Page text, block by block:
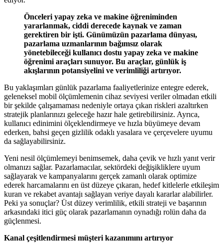
Önceleri yapay zeka ve makine öğreniminden
yararlanmak, ciddi derecede kaynak ve zaman
gerektiren bir işti. Günümüzün pazarlama dünyası,
pazarlama uzmanlarının bağımsız olarak
yönetebileceği kullanıcı dostu yapay zeka ve makine
öğrenimi araçları sunuyor. Bu araçlar, günlük iş
akışlarının potansiyelini ve verimliliği artırıyor.
Bu yaklaşımları günlük pazarlama faaliyetlerinize entegre ederek,
geleneksel mobil ölçümlemenin cihaz seviyesi veriler olmadan etkili
bir şekilde çalışamaması nedeniyle ortaya çıkan riskleri azaltırken
stratejik planlarınızı geleceğe hazır hale getirebilirsiniz. Ayrıca,
kullanıcı edinimini ölçeklendirmeye ve hızla büyümeye devam
ederken, bahsi geçen gizlilik odaklı yasalara ve çerçevelere uyumu
da sağlayabilirsiniz.
Yeni nesil ölçümlemeyi benimsemek, daha çevik ve hızlı yanıt verir
olmanızı sağlar. Pazarlamacılar, sektördeki değişikliklere uyum
sağlayarak ve kampanyalarını gerçek zamanlı olarak optimize
ederek harcamalarını en üst düzeye çıkaran, hedef kitlelerle etkileşim
kuran ve rekabet avantajı sağlayan veriye dayalı kararlar alabilirler.
Peki ya sonuçlar? Üst düzey verimlilik, etkili strateji ve başarının
arkasındaki itici güç olarak pazarlamanın oynadığı rolün daha da
güçlenmesi.
Kanal çeşitlendirmesi müşteri kazanımını artırıyor